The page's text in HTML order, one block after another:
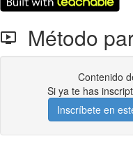
Método
Contenido
Si ya te has
Inscríbete en